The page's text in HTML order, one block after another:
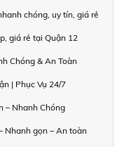
chóng, uy tín, giá rẻ
giá rẻ tại Quận 12
Chóng & An Toàn
| Phục Vụ 24/7
– Nhanh Chóng
Nhanh gọn – An toàn